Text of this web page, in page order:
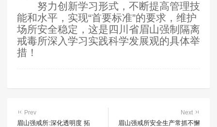
努力创新学习形式，不断提高管理技
能和水平，实现“首要标准”的要求，维护
场所安全稳定，这是四川省眉山强制隔离
戒毒所深入学习实践科学发展观的具体举
措！
Prev
眉山强戒所:深化透明度 拓
Next
眉山强戒所安全生产常抓不懈